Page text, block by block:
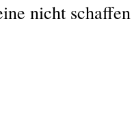
nicht schaffen